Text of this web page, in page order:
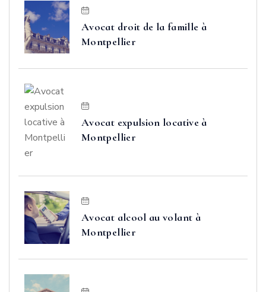
Avocat droit de la famille à
Montpellier
Avocat expulsion locative à
Montpellier
Avocat alcool au volant à
Montpellier